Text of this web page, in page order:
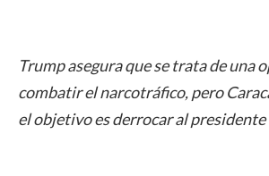
Trump asegura que se trata de una
combatir el narcotráfico, pero
el objetivo es derrocar al